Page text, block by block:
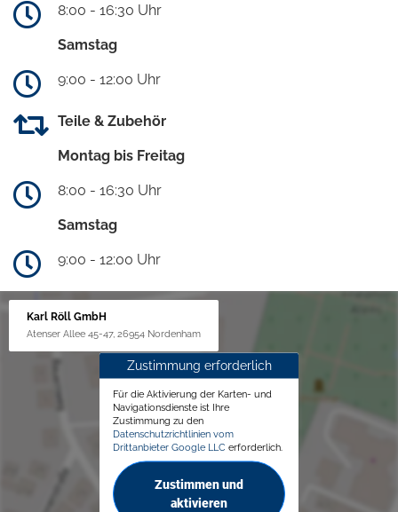
8:00 - 16:30 Uhr
Samstag
9:00 - 12:00 Uhr
Teile & Zubehör
Montag bis Freitag
8:00 - 16:30 Uhr
Samstag
9:00 - 12:00 Uhr
Karl Röll GmbH
Atenser Allee 45-47, 26954 Nordenham
Zustimmung erforderlich
Für die Aktivierung der Karten- und
Navigationsdienste ist Ihre
Zustimmung zu den
Datenschutzrichtlinien vom
Drittanbieter Google LLC erforderlich.
Zustimmen und
aktivieren